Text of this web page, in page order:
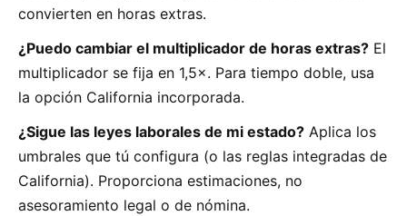
convierten en horas extras.
¿Puedo cambiar el multiplicador de horas extras? El
multiplicador se fija en 1,5×. Para tiempo doble, usa
la opción California incorporada.
¿Sigue las leyes laborales de mi estado? Aplica los
umbrales que tú configura (o las reglas integradas de
California). Proporciona estimaciones, no
asesoramiento legal o de nómina.